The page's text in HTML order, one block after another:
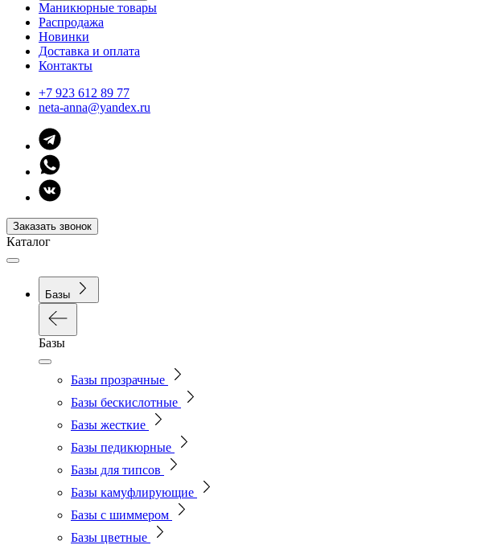
Маникюрные товары
Распродажа
Новинки
Доставка и оплата
Контакты
+7 923 612 89 77
neta-anna@yandex.ru
Заказать звонок
Каталог
Базы
Базы
Базы прозрачные
Базы бескислотные
Базы жесткие
Базы педикюрные
Базы для типсов
Базы камуфлирующие
Базы с шиммером
Базы цветные